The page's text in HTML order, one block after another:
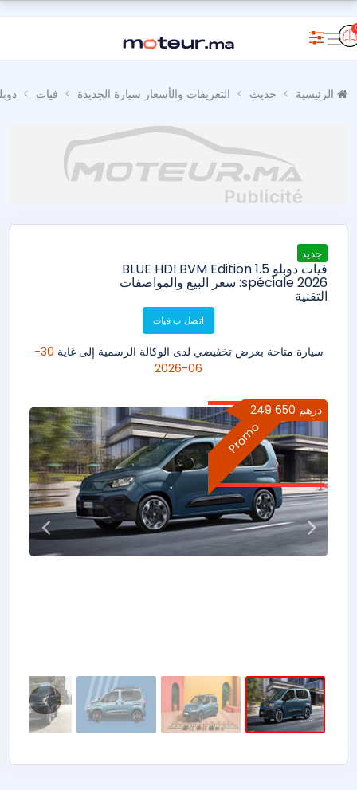
حديث التعريفات والأسعار سيارة الجديدة فيات
جديد
فيات دوبلو 1.5 BLUE HDI BVM Edition
spéciale 2026: سعر البيع والمواصفات
التقنية
اتصل ب فيات
سيارة متاحة بعرض تخفيضي لدى الوكالة الرسمية إلى غاية
30-
06-2026
Promo
249 650 درهم